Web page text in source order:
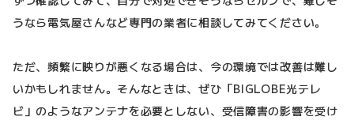
うなら電気屋さんなど専門の業者に相談してみてください。
ただ、頻繁に映りが悪くなる場合は、今の環境では改善は難し
いかもしれません。そんなときは、ぜひ「BIGLOBE光テレ
ビ」のようなアンテナを必要としない、受信障害の影響を受け